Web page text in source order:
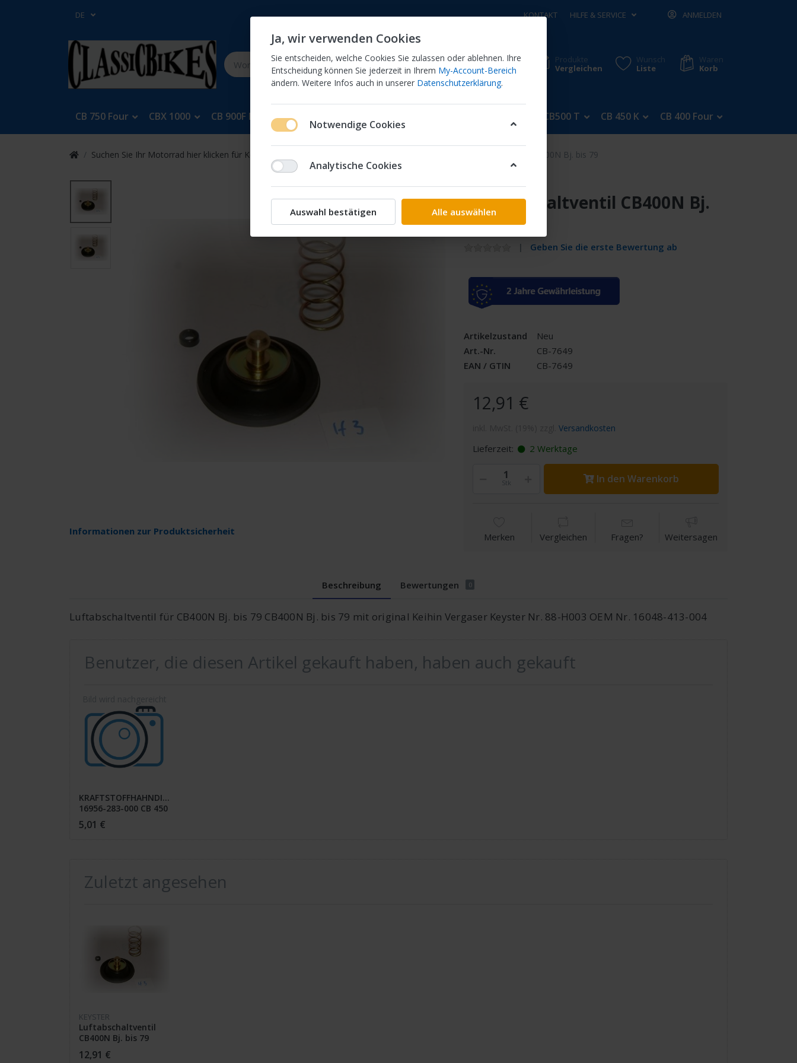
DE KONTAKT HILFE & SERVICE ANMELDEN
Produkte
Vergleichen
Wunsch
Liste
Waren
Korb
CB 750 Four CBX 1000 CB 900F Bol Dor CB500 T CB 450 K CB 400 Four
Suchen Sie Ihr Motorrad hier klicken für Keyster Vergaserkits Luftabschaltventil CB400N Bj. bis 79
Informationen zur Produktsicherheit
Keyster
Luftabschaltventil CB400N Bj.
bis 79
Geben Sie die erste Bewertung ab
Artikelzustand
Neu
Art.-Nr.
CB-7649
EAN / GTIN
CB-7649
12,91 €
Versandkosten
Lieferzeit: 2 Werktage
Stk In den Warenkorb
Merken Vergleichen Fragen? Weitersagen
Beschreibung Bewertungen 0
Luftabschaltventil für CB400N Bj. bis 79 CB400N Bj. bis 79 mit original Keihin Vergaser Keyster Nr. 88-H003 OEM Nr. 16048-413-004
Benutzer, die diesen Artikel gekauft haben, haben auch gekauft
KRAFTSTOFFHAHNDICHTUNG
16956-283-000 CB 450
K
5,01 €
Zuletzt angesehen
KEYSTER
Luftabschaltventil
CB400N Bj. bis 79
12,91 €
Ja, wir verwenden Cookies
Sie entscheiden, welche Cookies Sie zulassen oder ablehnen. Ihre
Entscheidung können Sie jederzeit in Ihrem My-Account-Bereich
ändern. Weitere Infos auch in unserer Datenschutzerklärung.
Notwendige Cookies
Analytische Cookies
Auswahl bestätigen Alle auswählen